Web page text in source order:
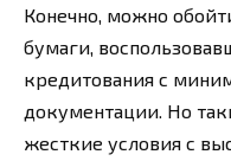
Конечно, можно
бумаги,
кредитования с
документации. Но
жесткие условия с